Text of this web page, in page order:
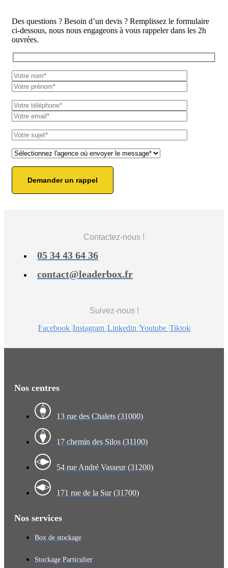
Des questions ? Besoin d’un devis ? Remplissez le formulaire
ci-dessous, nous nous engageons à vous rappeler dans les 2h
ouvrées.
Contactez-nous !
05 34 43 64 36
contact@leaderbox.fr
Suivez-nous !
Facebook Instagram Linkedin Youtube Tiktok
Nos centres
13 rue des Chalets (31000)
17 chemin des Silos (31100)
54 rue André Vasseur (31200)
171 rue de la Sur (31700)
Nos services
Box de stockage
Stockage Particulier